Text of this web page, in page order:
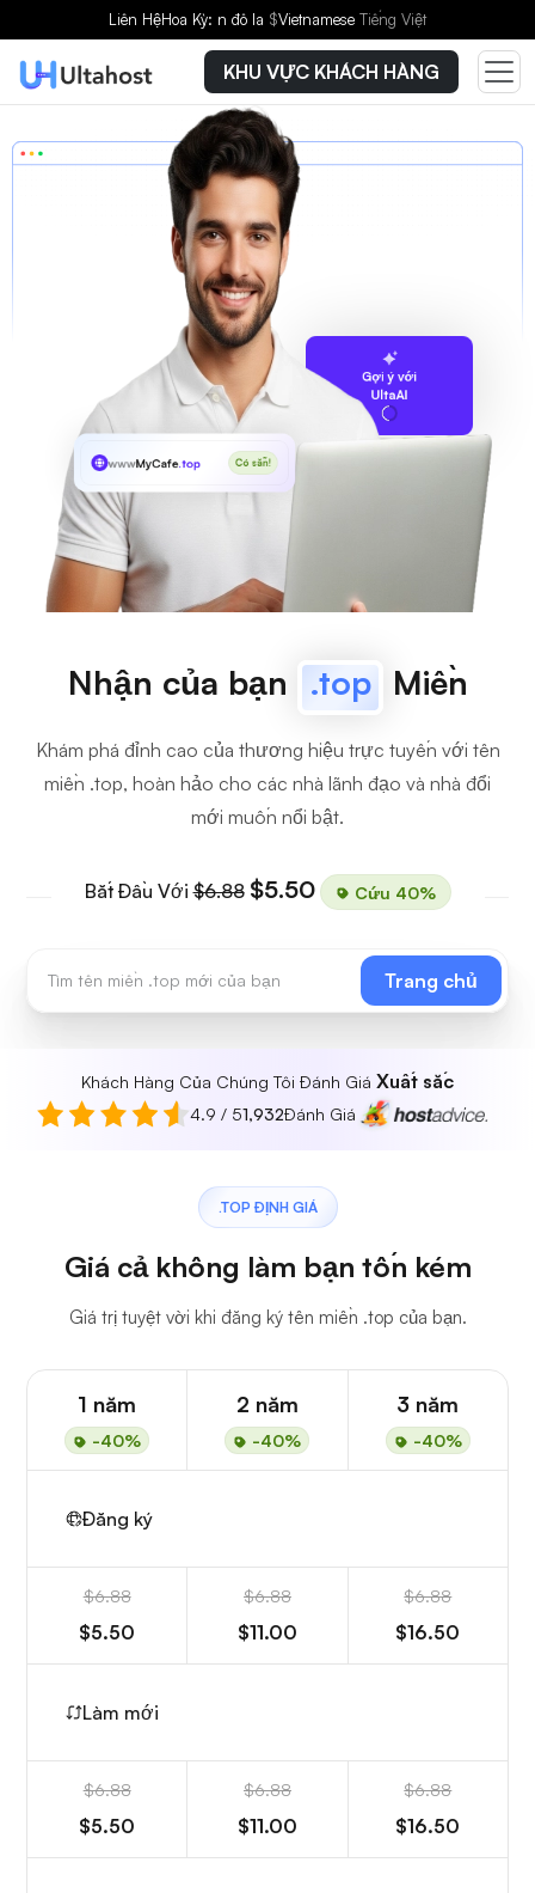
Liên HệHoa Kỳ: n đô la $Vietnamese Tiếng Việt
KHU VỰC KHÁCH HÀNG
Gợi ý với
UltaAI
wwwMyCafe.top Có sẵn!
Nhận của bạn .top Miền
Khám phá đỉnh cao của thương hiệu trực tuyến với tên
miền .top, hoàn hảo cho các nhà lãnh đạo và nhà đổi
mới muốn nổi bật.
Bắt Đầu Với$6.88 $5.50 Cứu 40%
Trang chủ
Khách Hàng Của Chúng Tôi Đánh Giá Xuất sắc
4.9 / 51,932Đánh Giá
.TOP ĐỊNH GIÁ
Giá cả không làm bạn tốn kém
Giá trị tuyệt vời khi đăng ký tên miền .top của bạn.
1 năm
-40%
2 năm
-40%
3 năm
-40%
Đăng ký
$6.88
$5.50
$6.88
$11.00
$6.88
$16.50
Làm mới
$6.88
$5.50
$6.88
$11.00
$6.88
$16.50